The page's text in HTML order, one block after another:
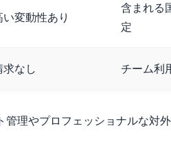
変動性あり
含まれる
定
なし チーム利
理やプロフェッショナルな対